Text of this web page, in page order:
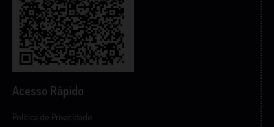
Acesso Rápido
Política de Privacidade